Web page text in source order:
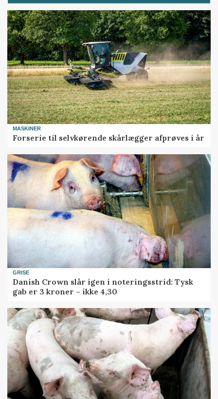
MASKINER
Forserie til selvkørende skårlægger afprøves i år
GRISE
Danish Crown slår igen i noteringsstrid: Tysk
gab er 3 kroner – ikke 4,30